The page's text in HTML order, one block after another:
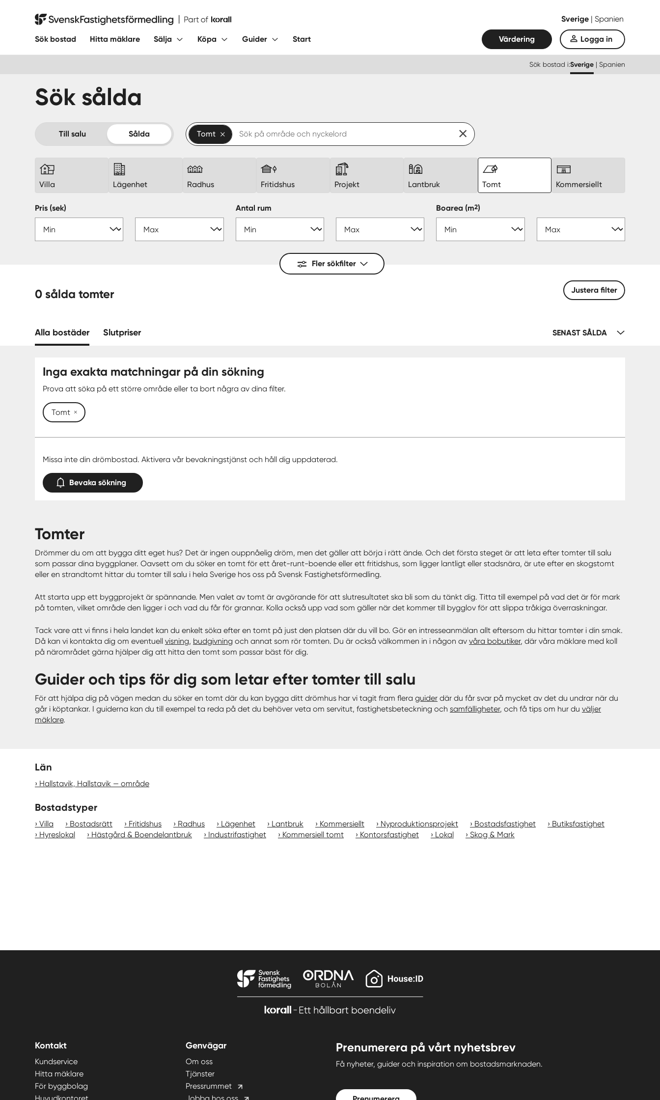
Svensk Fastighetsförmedling Sverige | Spanien
Sök bostad Hitta mäklare Sälja Köpa Guider Start Värdering Logga in
Sök bostad i:Sverige | Spanien
Sök sålda
Till salu Sålda Tomt
Villa Lägenhet Radhus Fritidshus Projekt Lantbruk Tomt Kommersiellt
Pris (sek) Antal rum Boarea(m2)
Fler sökfilter
0 sålda tomter Justera filter
Alla bostäder Slutpriser SENAST SÅLDA
Inga exakta matchningar på din sökning
Prova att söka på ett större område eller ta bort några av dina filter.
Tomt
Missa inte din drömbostad. Aktivera vår bevakningstjänst och håll dig uppdaterad.
Bevaka sökning
tomter
Drömmer du om att bygga ditt eget hus? Det är ingen ouppnåelig dröm, men det gäller att börja i rätt ände. Och det första steget är att leta efter tomter till salu
som passar dina byggplaner. Oavsett om du söker en tomt för ett året-runt-boende eller ett fritidshus, som ligger lantligt eller stadsnära, är ute efter en skogstomt
eller en strandtomt hittar du tomter till salu i hela Sverige hos oss på Svensk Fastighetsförmedling.
Att starta upp ett byggprojekt är spännande. Men valet av tomt är avgörande för att slutresultatet ska bli som du tänkt dig. Titta till exempel på vad det är för mark
på tomten, vilket område den ligger i och vad du får för grannar. Kolla också upp vad som gäller när det kommer till bygglov för att slippa tråkiga överraskningar.
Tack vare att vi finns i hela landet kan du enkelt söka efter en tomt på just den platsen där du vill bo. Gör en intresseanmälan allt eftersom du hittar tomter i din smak.
Då kan vi kontakta dig om eventuell visning, budgivning och annat som rör tomten. Du är också välkommen in i någon av våra bobutiker, där våra mäklare med koll
på närområdet gärna hjälper dig att hitta den tomt som passar bäst för dig.
Guider och tips för dig som letar efter tomter till salu
För att hjälpa dig på vägen medan du söker en tomt där du kan bygga ditt drömhus har vi tagit fram flera guider där du får svar på mycket av det du undrar när du
går i köptankar. I guiderna kan du till exempel ta reda på det du behöver veta om servitut, fastighetsbeteckning och samfälligheter, och få tips om hur du väljer
mäklare.
Län
Hallstavik, Hallstavik — område
Bostadstyper
Villa Bostadsrätt Fritidshus Radhus Lägenhet Lantbruk Kommersiellt Nyproduktionsprojekt Bostadsfastighet
Butiksfastighet
Hyreslokal
Hästgård & Boendelantbruk Industrifastighet Kommersiell tomt Kontorsfastighet Lokal Skog & Mark
Kontakt
Kundservice
Hitta mäklare
För byggbolag
Genvägar
Om oss
Tjänster
Pressrummet
Prenumerera på vårt nyhetsbrev
Få nyheter, guider och inspiration om bostadsmarknaden.